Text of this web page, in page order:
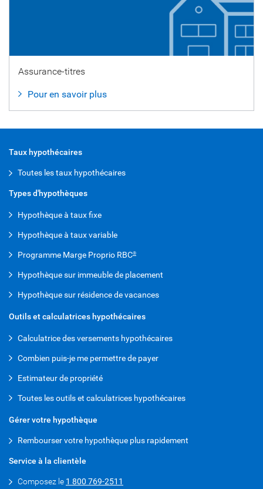
Assurance-titres
Pour en savoir plus
Taux hypothécaires
Toutes les taux hypothécaires
Types d'hypothèques
Hypothèque à taux fixe
Hypothèque à taux variable
Programme Marge Proprio RBC®
Hypothèque sur immeuble de placement
Hypothèque sur résidence de vacances
Outils et calculatrices hypothécaires
Calculatrice des versements hypothécaires
Combien puis-je me permettre de payer
Estimateur de propriété
Toutes les outils et calculatrices hypothécaires
Gérer votre hypothèque
Rembourser votre hypothèque plus rapidement
Service à la clientèle
Composez le 1 800 769-2511